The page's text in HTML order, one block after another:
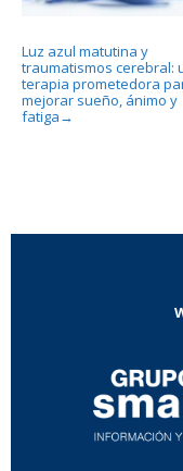
Luz azul matutina y
traumatismos cerebral:
terapia prometedora
mejorar sueño, ánimo y
fatiga →